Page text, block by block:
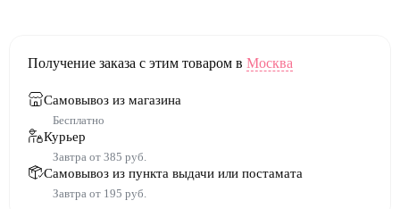
Получение заказа с этим товаром в Москва
Самовывоз из магазина
Бесплатно
Курьер
Завтра от 385 руб.
Самовывоз из пункта выдачи или постамата
Завтра от 195 руб.